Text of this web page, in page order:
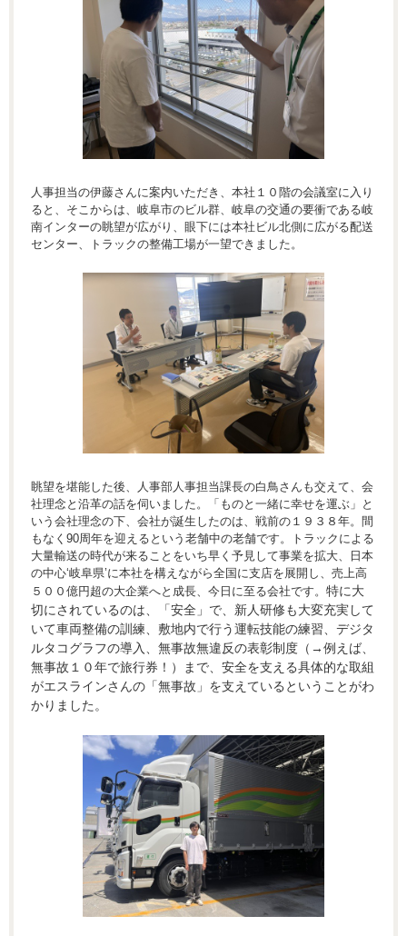
人事担当の伊藤さんに案内いただき、本社１０階の会議室に入り
ると、そこからは、岐阜市のビル群、岐阜の交通の要衝である岐
南インターの眺望が広がり、眼下には本社ビル北側に広がる配送
センター、トラックの整備工場が一望できました。
眺望を堪能した後、人事部人事担当課長の白鳥さんも交えて、会
社理念と沿革の話を伺いました。「ものと一緒に幸せを運ぶ」と
いう会社理念の下、会社が誕生したのは、戦前の１９３８年。間
もなく90周年を迎えるという老舗中の老舗です。トラックによる
大量輸送の時代が来ることをいち早く予見して事業を拡大、日本
の中心‘岐阜県’に本社を構えながら全国に支店を展開し、売上高
５００億円超の大企業へと成長、今日に至る会社です。 特に大
切にされているのは、「安全」で、新人研修も大変充実して
いて車両整備の訓練、敷地内で行う運転技能の練習、デジタ
ルタコグラフの導入、無事故無違反の表彰制度（→例えば、
無事故１０年で旅行券！）まで、安全を支える具体的な取組
がエスラインさんの「無事故」を支えているということがわ
かりました。